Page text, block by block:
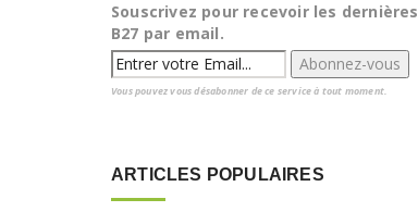
Souscrivez pour recevoir les
B27 par email.
Vous pouvez vous désabonner de ce service à tout moment.
ARTICLES POPULAIRES